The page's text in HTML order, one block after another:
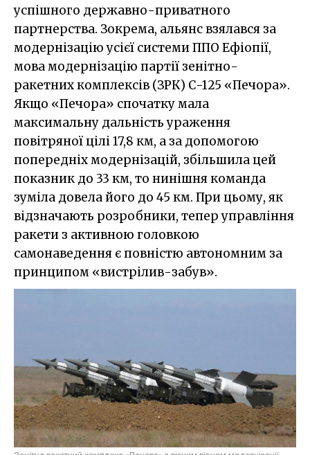
успішного державно-приватного
партнерства. Зокрема, альянс взялався за
модернізацію усієї системи ППО Ефіопії,
мова модернізацію партії зенітно-
ракетних комплексів (ЗРК) С-125 «Печора».
Якщо «Печора» спочатку мала
максимальну дальність ураження
повітряної цілі 17,8 км, а за допомогою
попередніх модернізацій, збільшила цей
показник до 33 км, то нинішня команда
зуміла довела його до 45 км. При цьому, як
відзначають розробники, тепер управління
ракети з активною головкою
самонаведення є повністю автономним за
принципом «вистрілив-забув».